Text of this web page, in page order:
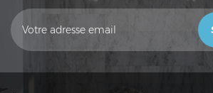
contacteront dans les 24